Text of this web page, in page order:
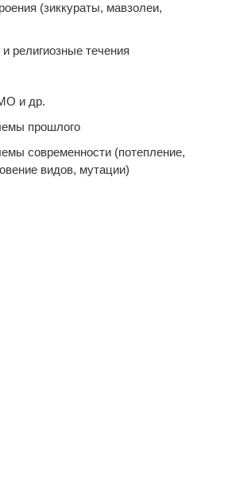
(зиккураты, мавзолеи,
религиозные течения
и др.
прошлого
современности (потепление,
видов, мутации)